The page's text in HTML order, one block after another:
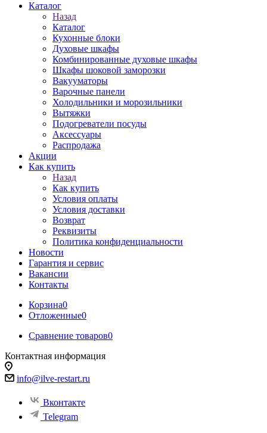
Каталог
Назад
Каталог
Кухонные блоки
Духовые шкафы
Комбинированные духовые шкафы
Шкафы шоковой заморозки
Вакууматоры
Варочные панели
Холодильники и морозильники
Вытяжки
Подогреватели посуды
Аксессуары
Распродажа
Акции
Как купить
Назад
Как купить
Условия оплаты
Условия доставки
Возврат
Реквизиты
Политика конфиденциальности
Новости
Гарантия и сервис
Вакансии
Контакты
Корзина0
Отложенные0
Сравнение товаров0
Контактная информация
info@ilve-restart.ru
Вконтакте
Telegram